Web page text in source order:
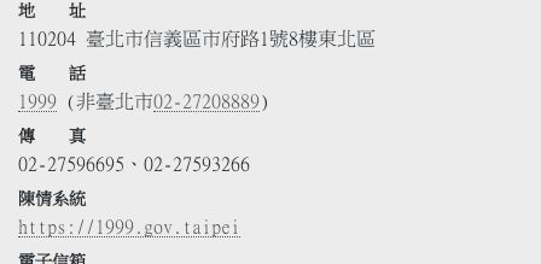
地 址
110204 臺北市信義區市府路1號8樓東北區
電 話
1999 (非臺北市02-27208889)
傳 真
02-27596695、02-27593266
陳情系統
https://1999.gov.taipei